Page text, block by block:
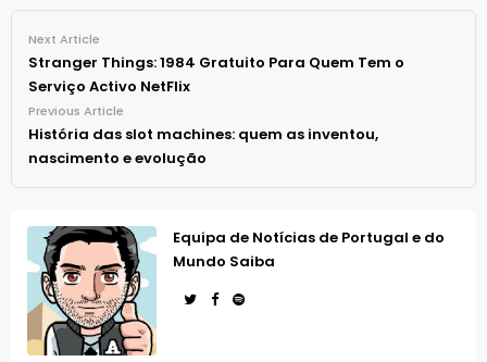
Next Article
Stranger Things: 1984 Gratuito Para Quem Tem o
Serviço Activo NetFlix
Previous Article
História das slot machines: quem as inventou,
nascimento e evolução
Equipa de Notícias de Portugal e do
Mundo Saiba